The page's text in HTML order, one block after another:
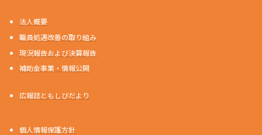
法人概要
職員処遇改善の取り組み
現況報告および決算報告
補助金事業・情報公開
広報誌ともしびだより
個人情報保護方針